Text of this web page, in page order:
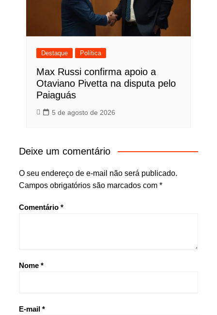
Destaque Política
Max Russi confirma apoio a
Otaviano Pivetta na disputa pelo
Paiaguás
5 de agosto de 2026
Deixe um comentário
O seu endereço de e-mail não será publicado.
Campos obrigatórios são marcados com *
Comentário *
Nome *
E-mail *